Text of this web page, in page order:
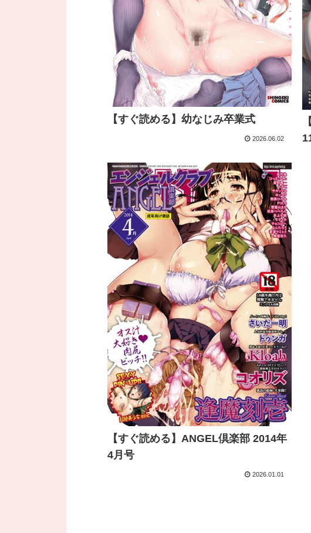
【すぐ読める】幼なじみ卒業式
2026.06.02
【すぐ読める】ANGEL倶楽部 2014年
4月号
2026.01.01